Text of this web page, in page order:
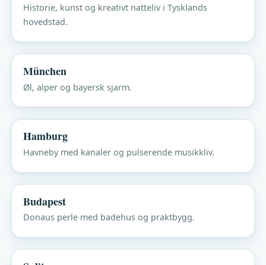
Historie, kunst og kreativt natteliv i Tysklands
hovedstad.
München
Øl, alper og bayersk sjarm.
Hamburg
Havneby med kanaler og pulserende musikkliv.
Budapest
Donaus perle med badehus og praktbygg.